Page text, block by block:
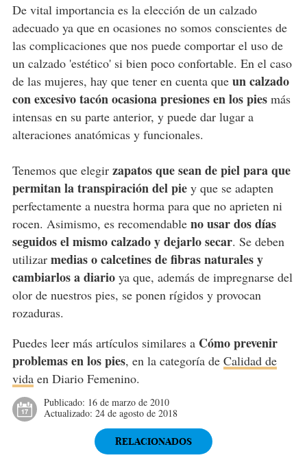
De vital importancia es la elección de un calzado
adecuado ya que en ocasiones no somos conscientes de
las complicaciones que nos puede comportar el uso de
un calzado 'estético' si bien poco confortable. En el caso
de las mujeres, hay que tener en cuenta que un calzado
con excesivo tacón ocasiona presiones en los piesmás
intensas en su parte anterior, y puede dar lugar a
alteraciones anatómicas y funcionales.
Tenemos que elegir zapatos que sean de piel para que
permitan la transpiración del piey que se adapten
perfectamente a nuestra horma para que no aprieten ni
rocen. Asimismo, es recomendable no usar dos días
seguidos el mismo calzado y dejarlo secar. Se deben
utilizar medias o calcetines de fibras naturales y
cambiarlos a diarioya que, además de impregnarse del
olor de nuestros pies, se ponen rígidos y provocan
rozaduras.
Puedes leer más artículos similares a Cómo prevenir
problemas en los pies, en la categoría de Calidad de
vidaen Diario Femenino.
Publicado: 16 de marzo de 2010
Actualizado: 24 de agosto de 2018
RELACIONADOS